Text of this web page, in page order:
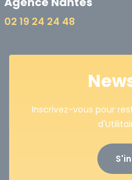
02 19 24 24 48
Inscrivez-vous pour